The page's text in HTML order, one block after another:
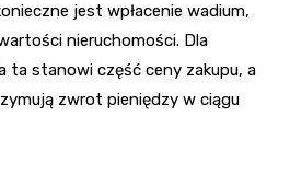
jest wpłacenie wadium,
nieruchomości. Dla
ta stanowi część ceny zakupu, a
zwrot pieniędzy w ciągu